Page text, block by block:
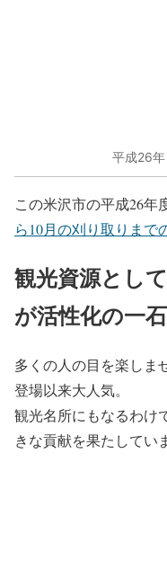
平成26
この米沢市の平成26年
ら10月の刈り取りまで
観光資源とし
が活性化の一
多くの人の目を楽しま
登場以来大人気。
観光名所にもなるわけ
きな貢献を果たしてい